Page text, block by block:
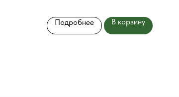
Подробнее В корзину